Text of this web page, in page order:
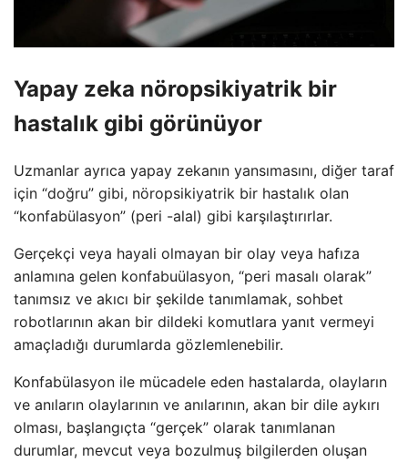
Yapay zeka nöropsikiyatrik bir
hastalık gibi görünüyor
Uzmanlar ayrıca yapay zekanın yansımasını, diğer taraf
için “doğru” gibi, nöropsikiyatrik bir hastalık olan
“konfabülasyon” (peri -alal) gibi karşılaştırırlar.
Gerçekçi veya hayali olmayan bir olay veya hafıza
anlamına gelen konfabuülasyon, “peri masalı olarak”
tanımsız ve akıcı bir şekilde tanımlamak, sohbet
robotlarının akan bir dildeki komutlara yanıt vermeyi
amaçladığı durumlarda gözlemlenebilir.
Konfabülasyon ile mücadele eden hastalarda, olayların
ve anıların olaylarının ve anılarının, akan bir dile aykırı
olması, başlangıçta “gerçek” olarak tanımlanan
durumlar, mevcut veya bozulmuş bilgilerden oluşan